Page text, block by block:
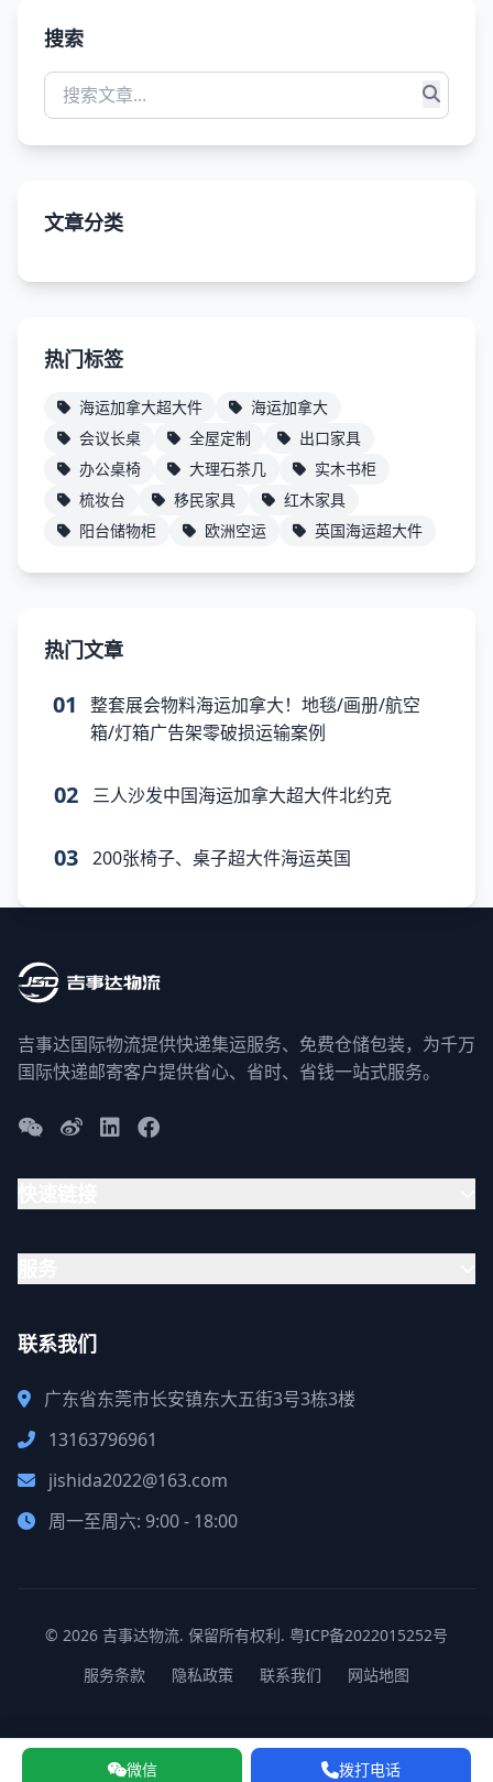
搜索
文章分类
热门标签
海运加拿大超大件
海运加拿大
会议长桌
全屋定制
出口家具
办公桌椅
大理石茶几
实木书柜
梳妆台
移民家具
红木家具
阳台储物柜
欧洲空运 英国海运超大件
热门文章
01
整套展会物料海运加拿大！地毯/画册/航空
箱/灯箱广告架零破损运输案例
02 三人沙发中国海运加拿大超大件北约克
03 200张椅子、桌子超大件海运英国
吉事达国际物流提供快递集运服务、免费仓储包装，为千万
国际快递邮寄客户提供省心、省时、省钱一站式服务。
联系我们
广东省东莞市长安镇东大五街3号3栋3楼
13163796961
jishida2022@163.com
周一至周六: 9:00 - 18:00
© 2026 吉事达物流. 保留所有权利. 粤ICP备2022015252号
服务条款
隐私政策 联系我们 网站地图
微信 拨打电话